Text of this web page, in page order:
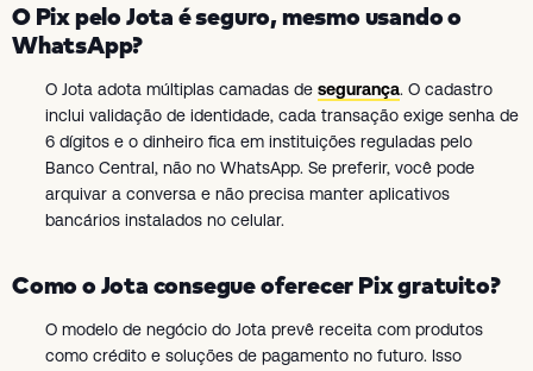
O Pix pelo Jota é seguro, mesmo usando o
WhatsApp?
O Jota adota múltiplas camadas de segurança. O cadastro
inclui validação de identidade, cada transação exige senha de
6 dígitos e o dinheiro fica em instituições reguladas pelo
Banco Central, não no WhatsApp. Se preferir, você pode
arquivar a conversa e não precisa manter aplicativos
bancários instalados no celular.
Como o Jota consegue oferecer Pix gratuito?
O modelo de negócio do Jota prevê receita com produtos
como crédito e soluções de pagamento no futuro. Isso